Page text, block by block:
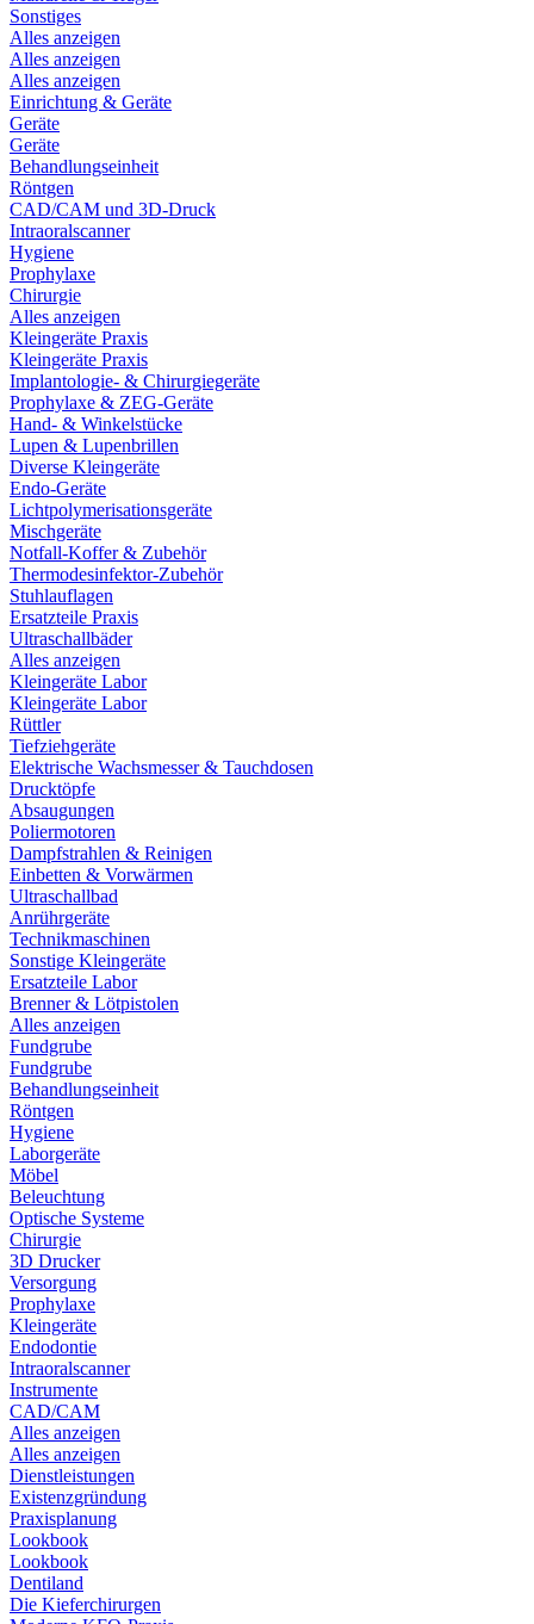
Sonstiges
Alles anzeigen
Alles anzeigen
Alles anzeigen
Einrichtung & Geräte
Geräte
Geräte
Behandlungseinheit
Röntgen
CAD/CAM und 3D-Druck
Intraoralscanner
Hygiene
Prophylaxe
Chirurgie
Alles anzeigen
Kleingeräte Praxis
Kleingeräte Praxis
Implantologie- & Chirurgiegeräte
Prophylaxe & ZEG-Geräte
Hand- & Winkelstücke
Lupen & Lupenbrillen
Diverse Kleingeräte
Endo-Geräte
Lichtpolymerisationsgeräte
Mischgeräte
Notfall-Koffer & Zubehör
Thermodesinfektor-Zubehör
Stuhlauflagen
Ersatzteile Praxis
Ultraschallbäder
Alles anzeigen
Kleingeräte Labor
Kleingeräte Labor
Rüttler
Tiefziehgeräte
Elektrische Wachsmesser & Tauchdosen
Drucktöpfe
Absaugungen
Poliermotoren
Dampfstrahlen & Reinigen
Einbetten & Vorwärmen
Ultraschallbad
Anrührgeräte
Technikmaschinen
Sonstige Kleingeräte
Ersatzteile Labor
Brenner & Lötpistolen
Alles anzeigen
Fundgrube
Fundgrube
Behandlungseinheit
Röntgen
Hygiene
Laborgeräte
Möbel
Beleuchtung
Optische Systeme
Chirurgie
3D Drucker
Versorgung
Prophylaxe
Kleingeräte
Endodontie
Intraoralscanner
Instrumente
CAD/CAM
Alles anzeigen
Alles anzeigen
Dienstleistungen
Existenzgründung
Praxisplanung
Lookbook
Lookbook
Dentiland
Die Kieferchirurgen